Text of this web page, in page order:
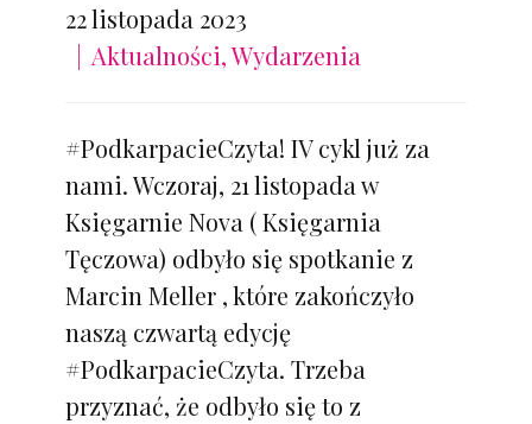
22 listopada 2023
Aktualności,Wydarzenia
#PodkarpacieCzyta! IV cykl już za
nami. Wczoraj, 21 listopada w
Księgarnie Nova ( Księgarnia
Tęczowa) odbyło się spotkanie z
Marcin Meller , które zakończyło
naszą czwartą edycję
#PodkarpacieCzyta. Trzeba
przyznać, że odbyło się to z